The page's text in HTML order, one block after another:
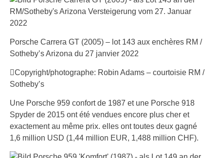
Porsche Carrera GT (2005) – lot 143 aux enchères RM /
Sotheby’s Arizona du 27 janvier 2022
Copyright/photographe: Robin Adams – courtoisie RM /
Sotheby’s
Une Porsche 959 confort de 1987 et une Porsche 918
Spyder de 2015 ont été vendues encore plus cher et
exactement au même prix. elles ont toutes deux gagné
1,6 million USD (1,44 million EUR, 1,488 million CHF).